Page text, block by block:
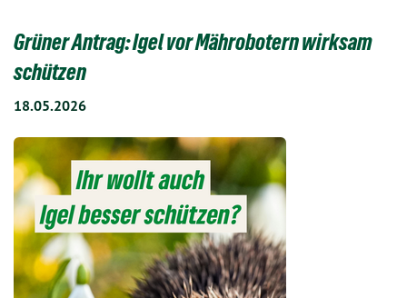
Grüner Antrag: Igel vor Mährobotern wirksam
schützen
18.05.2026